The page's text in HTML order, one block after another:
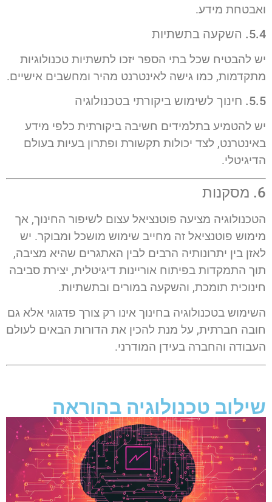
ואבטחת מידע.
5.4. השקעה בתשתיות
יש להבטיח שכל בתי הספר יזכו לתשתיות טכנולוגיות
מתקדמות, כמו גישה לאינטרנט מהיר ומחשבים אישיים.
5.5. חינוך לשימוש ביקורתי בטכנולוגיה
יש להטמיע בתלמידים חשיבה ביקורתית כלפי מידע
באינטרנט, לצד יכולות תקשורת ופתרון בעיות בעולם
הדיגיטלי.
6. מסקנות
הטכנולוגיה מציעה פוטנציאל עצום לשיפור החינוך, אך
מימוש פוטנציאל זה מחייב שימוש מושכל ומבוקר. יש
לאזן בין יתרונותיה הרבים לבין האתגרים שהיא מציבה,
תוך התמקדות בפיתוח אוריינות דיגיטלית, יצירת סביבה
חינוכית תומכת, והשקעה במורים ובתשתיות.
השימוש בטכנולוגיה בחינוך אינו רק צורך פדגוגי אלא גם
חובה חברתית, על מנת להכין את הדורות הבאים לעולם
העבודה והחברה בעידן המודרני.
שילוב טכנולוגיה בהוראה